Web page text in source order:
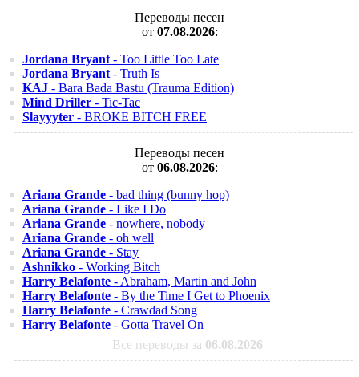
Переводы песен
от 07.08.2026:
Jordana Bryant - Too Little Too Late
Jordana Bryant - Truth Is
KAJ - Bara Bada Bastu (Trauma Edition)
Mind Driller - Tic-Tac
Slayyyter - BROKE BITCH FREE
Переводы песен
от 06.08.2026:
Ariana Grande - bad thing (bunny hop)
Ariana Grande - Like I Do
Ariana Grande - nowhere, nobody
Ariana Grande - oh well
Ariana Grande - Stay
Ashnikko - Working Bitch
Harry Belafonte - Abraham, Martin and John
Harry Belafonte - By the Time I Get to Phoenix
Harry Belafonte - Crawdad Song
Harry Belafonte - Gotta Travel On
Все переводы за 06.08.2026